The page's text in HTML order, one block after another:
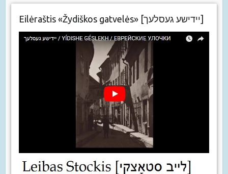
Eilėraštis «Žydiškos gatvelės» [יידישע געסלעך]